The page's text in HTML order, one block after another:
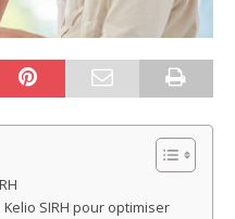
SIRH pour optimiser